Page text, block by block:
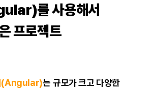
를 사용해서
프로젝트
(Angular)는 규모가 크고 다양한